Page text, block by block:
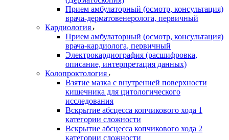
Прием амбулаторный (осмотр, консультация)
врача-дерматовенеролога, первичный
Кардиология
Прием амбулаторный (осмотр, консультация)
врача-кардиолога, первичный
Электрокардиография (расшифровка,
описание, интерпретация данных)
Колопроктология
Взятие мазка с внутренней поверхности
кишечника для цитологического
исследования
Вскрытие абсцесса копчикового хода 1
категории сложности
Вскрытие абсцесса копчикового хода 2
категории сложности